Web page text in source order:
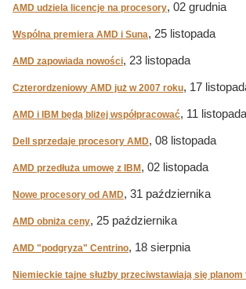
AMD udziela licencje na procesory, 02 grudnia
Wspólna premiera AMD i Suna, 25 listopada
AMD zapowiada nowości, 23 listopada
Czterordzeniowy AMD już w 2007 roku, 17
AMD i IBM będą bliżej współpracować, 11 listopada
Dell sprzedaje procesory AMD, 08 listopada
AMD przedłuża umowę z IBM , 02 listopada
Nowe procesory od AMD, 31 października
AMD obniża ceny, 25 października
AMD "podgryza" Centrino, 18 sierpnia
Niemieckie tajne służby przeciwstawiają się